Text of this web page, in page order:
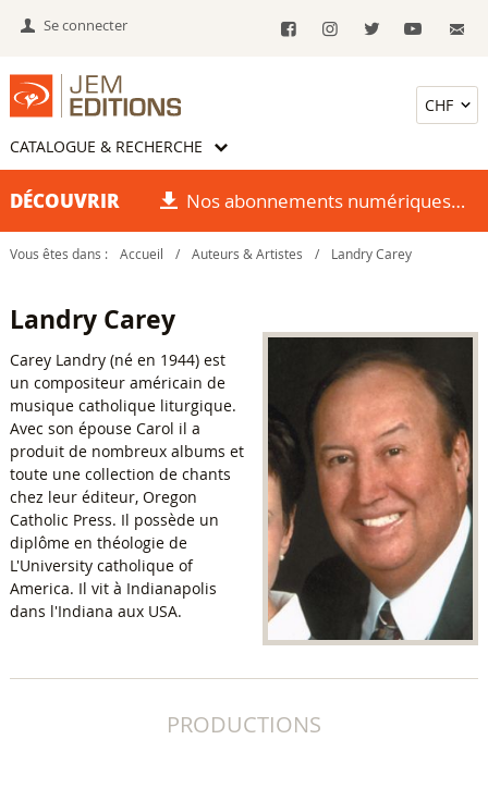
Se connecter
CATALOGUE & RECHERCHE
DÉCOUVRIR Nos abonnements numériques
Vous êtes dans : Accueil / Auteurs & Artistes / Landry Carey
Landry Carey
Carey Landry (né en 1944) est
un compositeur américain de
musique catholique liturgique.
Avec son épouse Carol il a
produit de nombreux albums et
toute une collection de chants
chez leur éditeur, Oregon
Catholic Press. Il possède un
diplôme en théologie de
L'University catholique of
America. Il vit à Indianapolis
dans l'Indiana aux USA.
PRODUCTIONS